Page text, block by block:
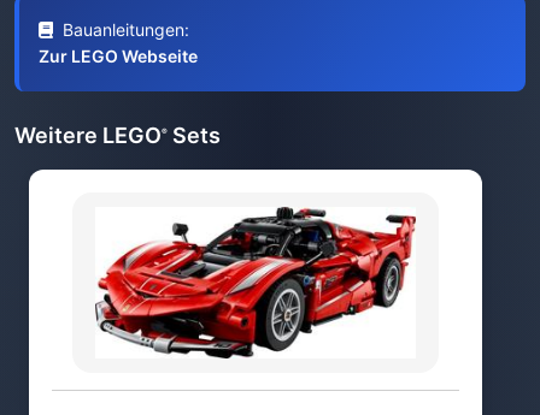
Bauanleitungen:
Zur LEGO Webseite
Weitere LEGO® Sets